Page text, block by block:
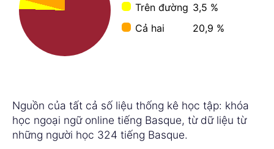
Trên đường 3,5 %
Cả hai
20,9 %
Nguồn của tất cả số liệu thống kê học tập: khóa
học ngoại ngữ online tiếng Basque, từ dữ liệu từ
những người học 324 tiếng Basque.